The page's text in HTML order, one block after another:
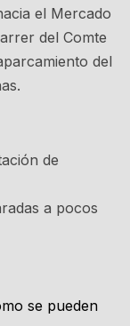
el Mercado
del Comte
del
de
a pocos
se pueden